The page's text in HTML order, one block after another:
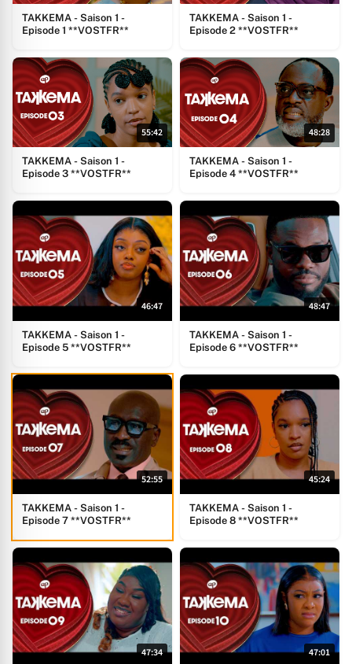
TAKKEMA - Saison 1 -
Episode 1 **VOSTFR**
TAKKEMA - Saison 1 -
Episode 2 **VOSTFR**
55:42
TAKKEMA - Saison 1 -
Episode 3 **VOSTFR**
48:28
TAKKEMA - Saison 1 -
Episode 4 **VOSTFR**
46:47
TAKKEMA - Saison 1 -
Episode 5 **VOSTFR**
48:47
TAKKEMA - Saison 1 -
Episode 6 **VOSTFR**
52:55
TAKKEMA - Saison 1 -
Episode 7 **VOSTFR**
45:24
TAKKEMA - Saison 1 -
Episode 8 **VOSTFR**
47:34 47:01